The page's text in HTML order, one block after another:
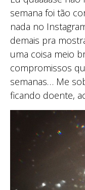
semana foi tão
nada no
demais pra
uma coisa meio
compromissos
semanas… Me
ficando doente,